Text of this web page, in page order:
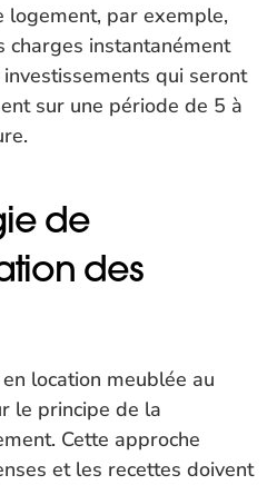
logement, par exemple,
charges instantanément
qui seront
sur une période de 5 à
de
des
location meublée au
le principe de la
Cette approche
et les recettes doivent